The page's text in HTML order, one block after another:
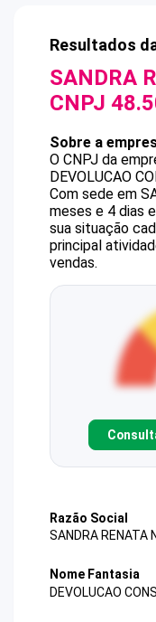
Resultados
SANDRA
CNPJ
Sobre a
O CNPJ da
DEVOLUCAO
Com sede em
meses e 4 dias
sua situação
principal
vendas.
Razão Social
SANDRA RENATA
Nome Fantasia
DEVOLUCAO